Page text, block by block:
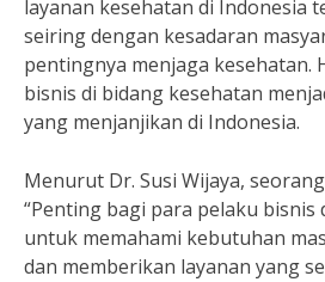
layanan kesehatan di Indonesia
seiring dengan kesadaran
pentingnya menjaga kesehatan.
bisnis di bidang kesehatan
yang menjanjikan di Indonesia.
Menurut Dr. Susi Wijaya,
“Penting bagi para pelaku bisnis
untuk memahami kebutuhan
dan memberikan layanan yang